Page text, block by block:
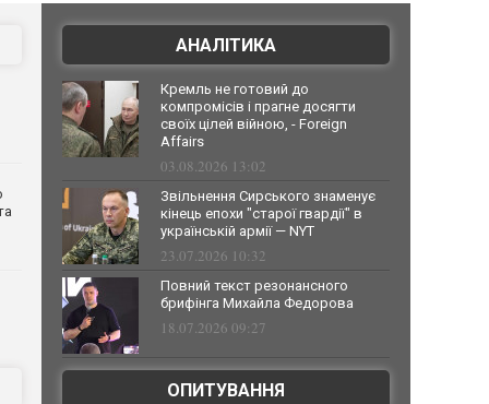
АНАЛІТИКА
Кремль не готовий до
компромісів і прагне досягти
своїх цілей війною, - Foreign
Affairs
03.08.2026 13:02
Звільнення Сирського знаменує
кінець епохи "старої гвардії" в
українській армії — NYT
23.07.2026 10:32
Повний текст резонансного
брифінга Михайла Федорова
18.07.2026 09:27
ОПИТУВАННЯ